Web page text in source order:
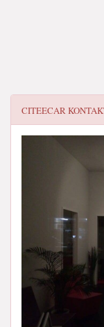
CITEECAR